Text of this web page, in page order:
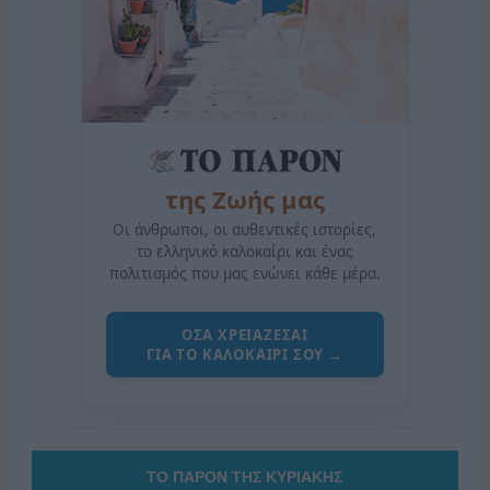
της Ζωής μας
Οι άνθρωποι, οι αυθεντικές ιστορίες,
το ελληνικό καλοκαίρι και ένας
πολιτισμός που μας ενώνει κάθε μέρα.
ΟΣΑ ΧΡΕΙΑΖΕΣΑΙ
ΓΙΑ ΤΟ ΚΑΛΟΚΑΙΡΙ ΣΟΥ →
ΤΟ ΠΑΡΟΝ ΤΗΣ ΚΥΡΙΑΚΗΣ